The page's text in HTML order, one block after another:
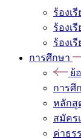
ร้องเ
ร้องเ
ร้องเ
การศึกษา
ย้
การศึ
หลักสู
สมัคร
ค่าธร